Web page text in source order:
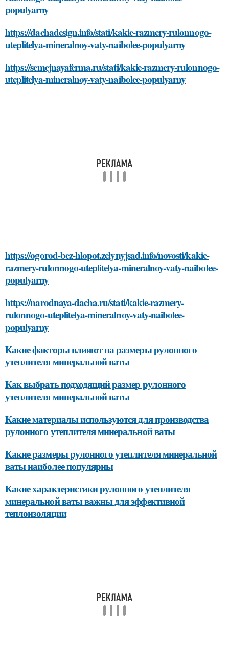
populyarny
https://dachadesign.info/stati/kakie-razmery-rulonnogo-
uteplitelya-mineralnoy-vaty-naibolee-populyarny
https://semejnayaferma.ru/stati/kakie-razmery-rulonnogo-
uteplitelya-mineralnoy-vaty-naibolee-populyarny
https://ogorod-bez-hlopot.zelynyjsad.info/novosti/kakie-
razmery-rulonnogo-uteplitelya-mineralnoy-vaty-naibolee-
populyarny
https://narodnaya-dacha.ru/stati/kakie-razmery-
rulonnogo-uteplitelya-mineralnoy-vaty-naibolee-
populyarny
Какие факторы влияют на размеры рулонного
утеплителя минеральной ваты
Как выбрать подходящий размер рулонного
утеплителя минеральной ваты
Какие материалы используются для производства
рулонного утеплителя минеральной ваты
Какие размеры рулонного утеплителя минеральной
ваты наиболее популярны
Какие характеристики рулонного утеплителя
минеральной ваты важны для эффективной
теплоизоляции